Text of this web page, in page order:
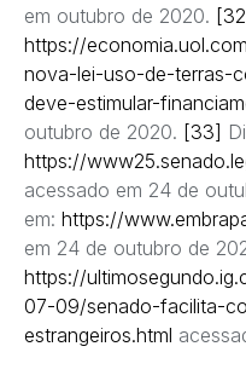
em outubro de 2020.
https://
nova-lei-uso-de-terras-
deve-estimular-
outubro de 2020. [33]
https://
acessado em 24 de
em: https://
em 24 de outubro de
https://
07-09/senado-facilita-
estrangeiros.html